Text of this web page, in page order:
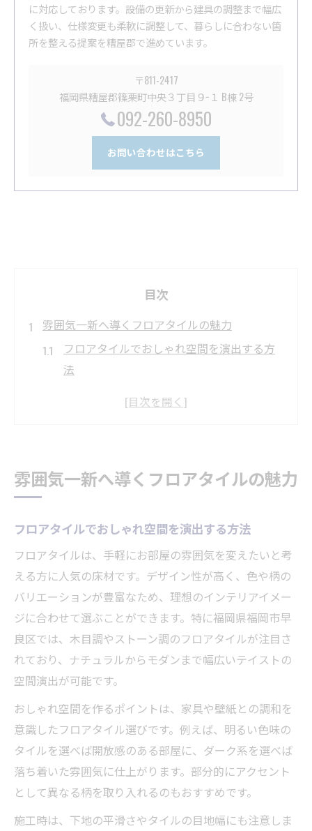
に対応しております。設備の更新から建具の調整まで幅広
く扱い、仕様変更も柔軟に調整して、暮らしに合わない箇
所を整える提案を糟屋郡で進めています。
〒811-2417
福岡県糟屋郡篠栗町中央３丁目９−１ B棟 2号
092-260-8950
お問い合わせはこちら
目次
雰囲気一新へ導くフロアタイルの魅力
フロアタイルでおしゃれ空間を演出する方
法
な理由
コツ
おしゃれな空間作りに最適なフロアタイル活用
法
フロアタイルを活かしたおしゃれ空間実践
術
用途別に選ぶフロアタイルの活用ポイント
フロアタイルで叶える理想の空間アレンジ
術
おしゃれな部屋作りに役立つフロアタイル
の活用例
フロアタイルを使ったインテリアの工夫と
コツ
好みに合わせて選ぶフロアタイルのポイント
フロアタイル選びで重視したいデザインの
雰囲気一新へ導くフロアタイルの魅力
フロアタイルでおしゃれ空間を演出する方法
フロアタイルは、手軽にお部屋の雰囲気を変えたいと考
える方に人気の床材です。デザイン性が高く、色や柄の
バリエーションが豊富なため、理想のインテリアイメー
ジに合わせて選ぶことができます。特に福岡県福岡市早
良区では、木目調やストーン調のフロアタイルが注目さ
れており、ナチュラルからモダンまで幅広いテイストの
空間演出が可能です。
おしゃれ空間を作るポイントは、家具や壁紙との調和を
意識したフロアタイル選びです。例えば、明るい色味の
タイルを選べば開放感のある部屋に、ダーク系を選べば
落ち着いた雰囲気に仕上がります。部分的にアクセント
として異なる柄を取り入れるのもおすすめです。
施工時は、下地の平滑さやタイルの目地幅にも注意しま